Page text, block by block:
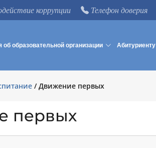
коррупции Телефон доверия
об образовательной организации Абитуриенту
/Движение первых
первых